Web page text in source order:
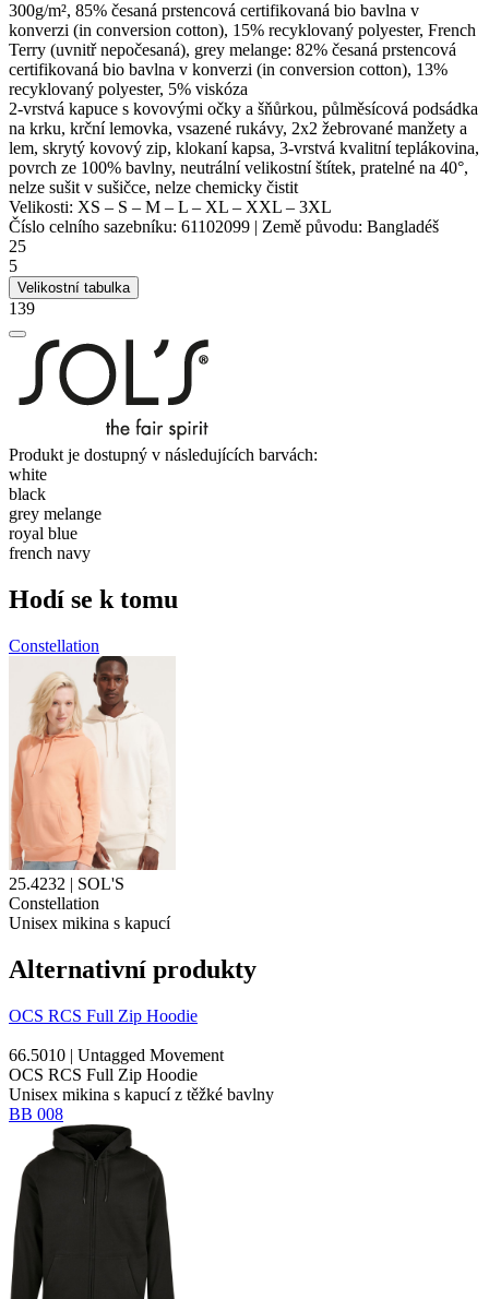
300g/m², 85% česaná prstencová certifikovaná bio bavlna v
konverzi (in conversion cotton), 15% recyklovaný polyester, French
Terry (uvnitř nepočesaná), grey melange: 82% česaná prstencová
certifikovaná bio bavlna v konverzi (in conversion cotton), 13%
recyklovaný polyester, 5% viskóza
2-vrstvá kapuce s kovovými očky a šňůrkou, půlměsícová podsádka
na krku, krční lemovka, vsazené rukávy, 2x2 žebrované manžety a
lem, skrytý kovový zip, klokaní kapsa, 3-vrstvá kvalitní teplákovina,
povrch ze 100% bavlny, neutrální velikostní štítek, pratelné na 40°,
nelze sušit v sušičce, nelze chemicky čistit
Velikosti: XS – S – M – L – XL – XXL – 3XL
Číslo celního sazebníku: 61102099 | Země původu: Bangladéš
25
5
Velikostní tabulka
139
Produkt je dostupný v následujících barvách:
white
black
grey melange
royal blue
french navy
Hodí se k tomu
Constellation
25.4232 | SOL'S
Constellation
Unisex mikina s kapucí
Alternativní produkty
OCS RCS Full Zip Hoodie
66.5010 | Untagged Movement
OCS RCS Full Zip Hoodie
Unisex mikina s kapucí z těžké bavlny
BB 008